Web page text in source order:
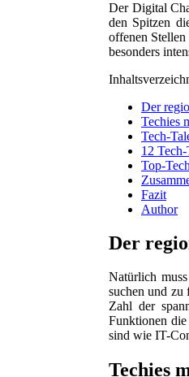
Der Digital
den Spitzen
offenen
besonders
Der
Techies
Tech-
12
Top-
Fazit
Author
Der
Natürlich
suchen und zu
Zahl der
Funktionen die
sind wie IT-
Techies